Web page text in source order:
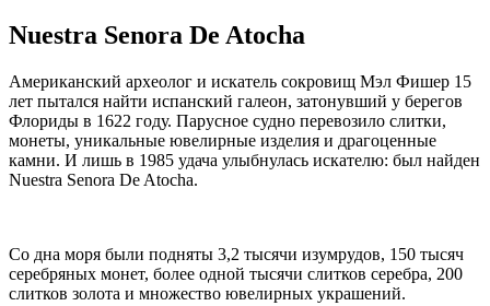
Nuestra Senora De Atocha
Американский археолог и искатель сокровищ Мэл Фишер 15
лет пытался найти испанский галеон, затонувший у берегов
Флориды в 1622 году. Парусное судно перевозило слитки,
монеты, уникальные ювелирные изделия и драгоценные
камни. И лишь в 1985 удача улыбнулась искателю: был найден
Nuestra Senora De Atocha.
Со дна моря были подняты 3,2 тысячи изумрудов, 150 тысяч
серебряных монет, более одной тысячи слитков серебра, 200
слитков золота и множество ювелирных украшений.